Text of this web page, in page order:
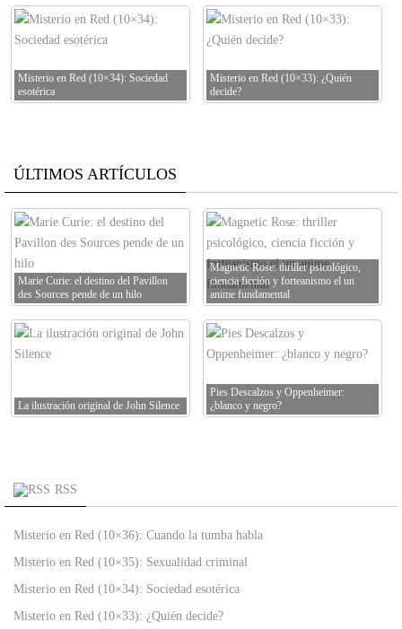
Misterio en Red (10×34): Sociedad
esotérica
Misterio en Red (10×33): ¿Quién
decide?
ÚLTIMOS ARTÍCULOS
Marie Curie: el destino del Pavillon
des Sources pende de un hilo
Magnetic Rose: thriller psicológico,
ciencia ficción y forteanismo el un
anime fundamental
La ilustración original de John Silence
Pies Descalzos y Oppenheimer:
¿blanco y negro?
RSS
Misterio en Red (10×36): Cuando la tumba habla
Misterio en Red (10×35): Sexualidad criminal
Misterio en Red (10×34): Sociedad esotérica
Misterio en Red (10×33): ¿Quién decide?